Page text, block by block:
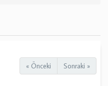
« Önceki Sonraki »